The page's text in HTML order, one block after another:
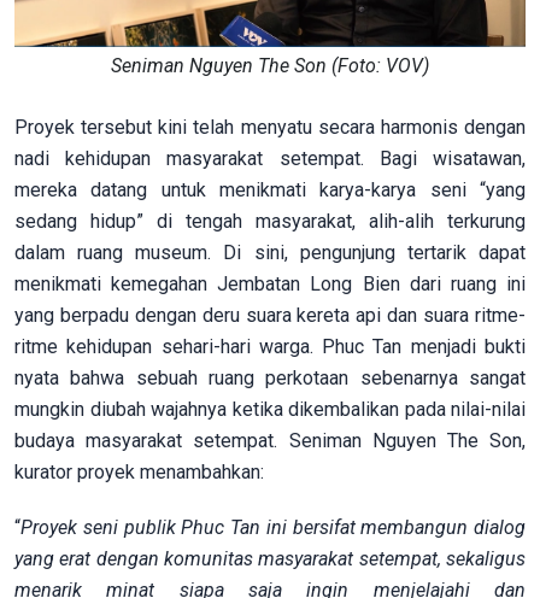
Seniman Nguyen The Son (Foto: VOV)
Proyek tersebut kini telah menyatu secara harmonis dengan
nadi kehidupan masyarakat setempat. Bagi wisatawan,
mereka datang untuk menikmati karya-karya seni “yang
sedang hidup” di tengah masyarakat, alih-alih terkurung
dalam ruang museum. Di sini, pengunjung tertarik dapat
menikmati kemegahan Jembatan Long Bien dari ruang ini
yang berpadu dengan deru suara kereta api dan suara ritme-
ritme kehidupan sehari-hari warga. Phuc Tan menjadi bukti
nyata bahwa sebuah ruang perkotaan sebenarnya sangat
mungkin diubah wajahnya ketika dikembalikan pada nilai-nilai
budaya masyarakat setempat. Seniman Nguyen The Son,
kurator proyek menambahkan:
“Proyek seni publik Phuc Tan ini bersifat membangun dialog
yang erat dengan komunitas masyarakat setempat, sekaligus
menarik minat siapa saja ingin menjelajahi dan